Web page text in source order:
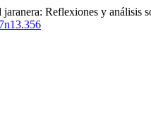
Reflexiones y